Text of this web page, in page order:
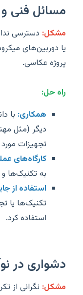
مسائل فنی و
مشکل: دسترسی
یا دوربین‌های
پروژه عکاسی.
راه حل:
همکاری: با
دیگر (مثل
تجهیزات
کارگاه‌های
به تکنیک‌ها
استفاده از
تکنیک‌ها یا
استفاده کرد.
دشواری در
مشکل: نگرانی از